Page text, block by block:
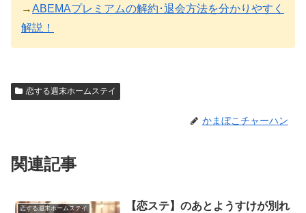
→ABEMAプレミアムの解約･退会方法を分かりやすく
解説！
恋する週末ホームステイ
かまぼこチャーハン
関連記事
恋する週末ホームステイ
【恋ステ】のあとようすけが別れ